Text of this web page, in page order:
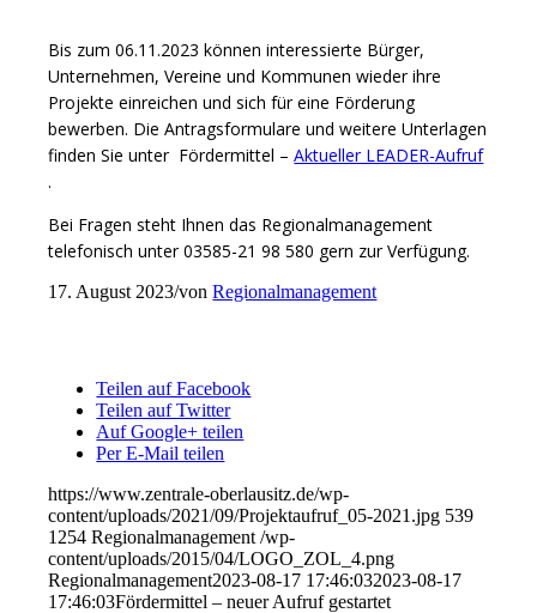
Bis zum 06.11.2023 können interessierte Bürger,
Unternehmen, Vereine und Kommunen wieder ihre
Projekte einreichen und sich für eine Förderung
bewerben. Die Antragsformulare und weitere Unterlagen
finden Sie unter Fördermittel –Aktueller LEADER-Aufruf
.
Bei Fragen steht Ihnen das Regionalmanagement
telefonisch unter 03585-21 98 580 gern zur Verfügung.
17. August 2023/vonRegionalmanagement
Teilen auf Facebook
Teilen auf Twitter
Auf Google+ teilen
Per E-Mail teilen
https://www.zentrale-oberlausitz.de/wp-
content/uploads/2021/09/Projektaufruf_05-2021.jpg 539
1254 Regionalmanagement /wp-
content/uploads/2015/04/LOGO_ZOL_4.png
Regionalmanagement2023-08-17 17:46:032023-08-17
17:46:03Fördermittel – neuer Aufruf gestartet